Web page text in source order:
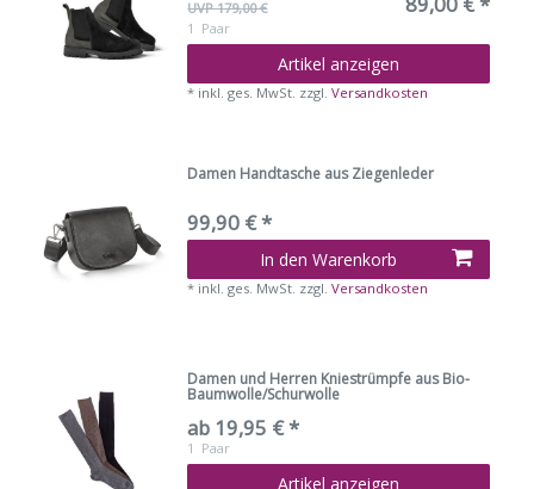
UVP 179,00 €
1 Paar
Artikel anzeigen
* inkl. ges. MwSt. zzgl.Versandkosten
Damen Handtasche aus Ziegenleder
99,90 € *
In den Warenkorb
* inkl. ges. MwSt. zzgl.Versandkosten
Damen und Herren Kniestrümpfe aus Bio-
Baumwolle/Schurwolle
ab 19,95 € *
1 Paar
Artikel anzeigen